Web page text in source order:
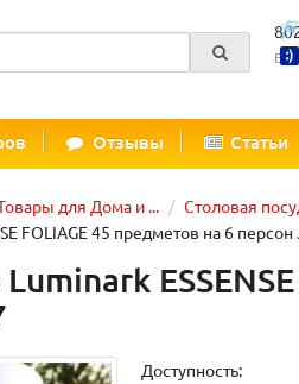
Отзывы Статьи
для Дома и ... Столовая
FOLIAGE 45 предметов на 6 персон
Доступность: